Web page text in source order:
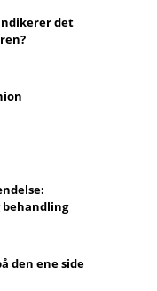
det
behandling
den ene side